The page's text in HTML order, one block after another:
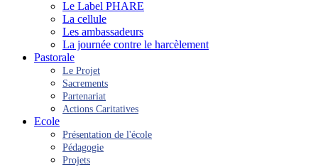
Le Label PHARE
La cellule
Les ambassadeurs
La journée contre le harcèlement
Pastorale
Le Projet
Sacrements
Partenariat
Actions Caritatives
Ecole
Présentation de l'école
Pédagogie
Projets